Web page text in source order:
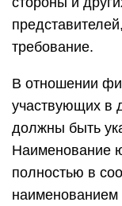
требование.
В отношении
участвующих в
должны быть
Наименование
полностью в
наименованием